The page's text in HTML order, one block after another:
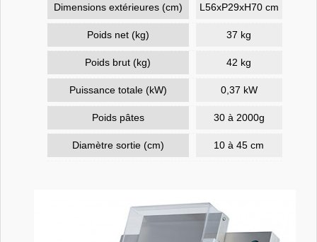
Dimensions extérieures (cm) L56xP29xH70 cm
Poids net (kg) 37 kg
Poids brut (kg) 42 kg
Puissance totale (kW) 0,37 kW
Poids pâtes 30 à 2000g
Diamètre sortie (cm) 10 à 45 cm